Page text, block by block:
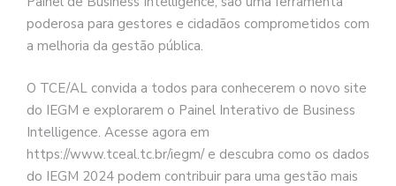
poderosa para gestores e cidadãos comprometidos com
a melhoria da gestão pública.
O TCE/AL convida a todos para conhecerem o novo site
do IEGM e explorarem o Painel Interativo de Business
Intelligence. Acesse agora em
https://www.tceal.tc.br/iegm/ e descubra como os dados
do IEGM 2024 podem contribuir para uma gestão mais